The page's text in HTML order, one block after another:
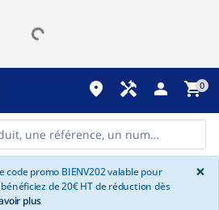
place handyman person shopping_cart0
code promo BIENV202 valable pour
de 20€ HT de réduction dès
plus
×